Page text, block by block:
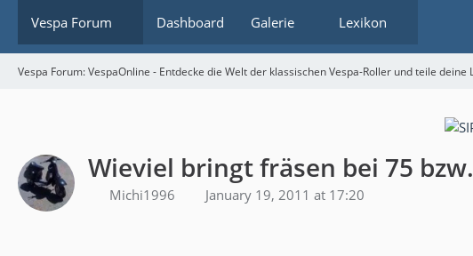
Vespa Forum Dashboard Galerie Lexikon
Vespa Forum: VespaOnline - Entdecke die Welt der klassischen Vespa-Roller und teile deine
Wieviel bringt fräsen bei 75
Michi1996 January 19, 2011 at 17:20